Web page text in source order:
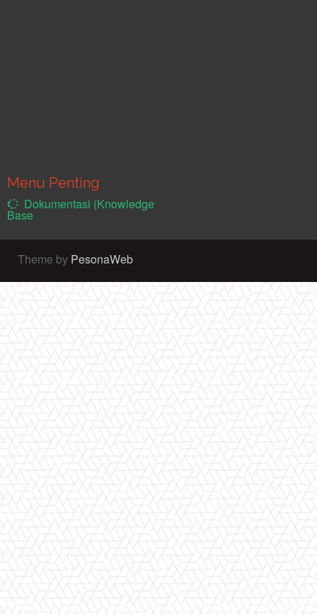
Menu Penting
Dokumentasi (Knowledge
Base
Theme by PesonaWeb